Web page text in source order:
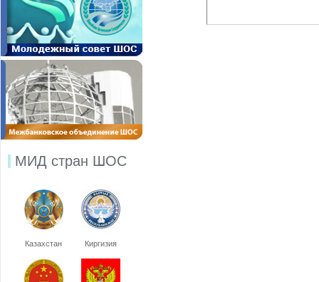
МИД стран ШОС
Казахстан Киргизия